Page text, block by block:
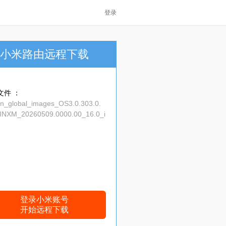
登录
小米路由远程下载
件 ：
登录小米账号
开始远程下载